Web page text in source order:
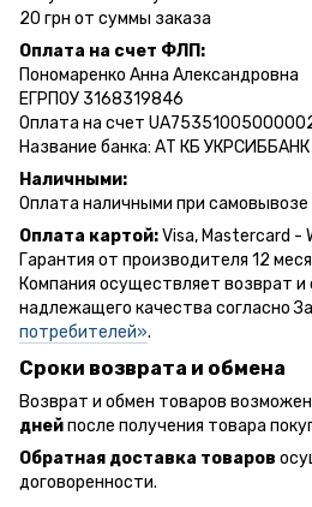
20 грн от суммы заказа
Оплата на счет ФЛП:
Пономаренко Анна Александровна
ЕГРПОУ 3168319846
Оплата на счет
Название банка: АТ КБ УКРСИББАНК
Наличными:
Оплата наличными при самовывозе
Оплата картой:Visa, Mastercard -
Гарантия от производителя 12
Компания осуществляет возврат и
надлежащего качества согласно
потребителей».
Сроки возврата и обмена
Возврат и обмен товаров
днейпосле получения товара
Обратная доставка товаров
договоренности.